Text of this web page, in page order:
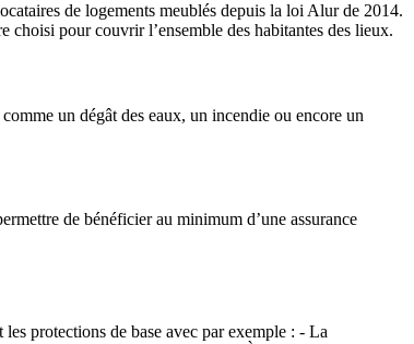
de logements meublés depuis la loi Alur de 2014.
choisi pour couvrir l’ensemble des habitantes des lieux.
un dégât des eaux, un incendie ou encore un
de bénéficier au minimum d’une assurance
protections de base avec par exemple : - La